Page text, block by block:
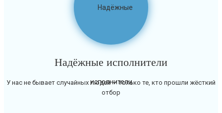
Надёжные исполнители
У нас не бывает случайных людей — только те, кто прошли жёсткий
отбор